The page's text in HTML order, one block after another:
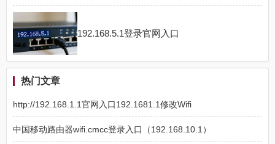
192.168.5.1登录官网入口
热门文章
http://192.168.1.1官网入口192.1681.1修改Wifi
中国移动路由器wifi.cmcc登录入口（192.168.10.1）